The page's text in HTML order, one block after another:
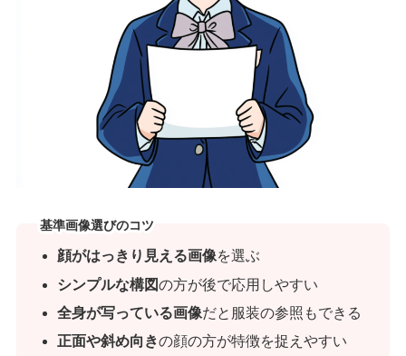
基準画像選びのコツ
顔がはっきり見える画像を選ぶ
シンプルな構図の方が後で応用しやすい
全身が写っている画像だと服装の参照もできる
正面や斜め向きの顔の方が特徴を捉えやすい